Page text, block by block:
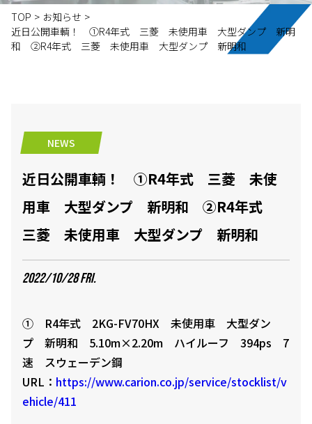
TOP > お知らせ >
近日公開車輌！ ①R4年式 三菱 未使用車 大型ダンプ 新明
和 ②R4年式 三菱 未使用車 大型ダンプ 新明和
NEWS
近日公開車輌！ ①R4年式 三菱 未使
用車 大型ダンプ 新明和 ②R4年式
三菱 未使用車 大型ダンプ 新明和
2022/10/28 FRI.
① R4年式 2KG-FV70HX 未使用車 大型ダン
プ 新明和 5.10m×2.20m ハイルーフ 394ps 7
速 スウェーデン鋼
URL： https://www.carion.co.jp/service/stocklist/v
ehicle/411